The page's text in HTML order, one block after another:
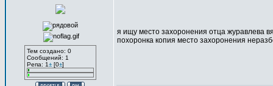
Тем создано: 0
Сообщений: 1
Репа: 1±[0±]
я ищу место захоронения отца журавлева
похоронка копия место захоронения